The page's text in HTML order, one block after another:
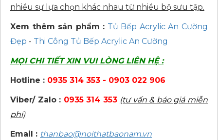
nhiều sự lựa chọn khác nhau từ nhiều bộ sưu tập.
Xem thêm sản phẩm : Tủ Bếp Acrylic An Cường
Đẹp - Thi Công Tủ Bếp Acrylic An Cường
MỌI CHI TIẾT XIN VUI LÒNG LIÊN HỆ :
Hotline : 0935 314 353 - 0903 022 906
Viber/ Zalo : 0935 314 353 (tư vấn & báo giá miễn
phí)
Email : thanbao@noithatbaonam.vn